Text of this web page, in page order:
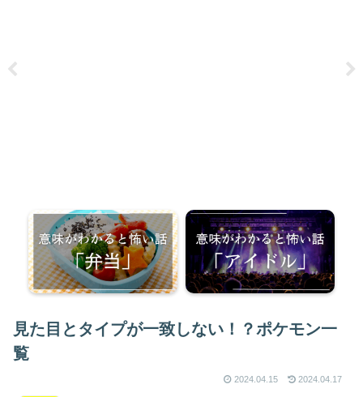
見た目とタイプが一致しない！？ポケモン一
覧
2024.04.15 2024.04.17